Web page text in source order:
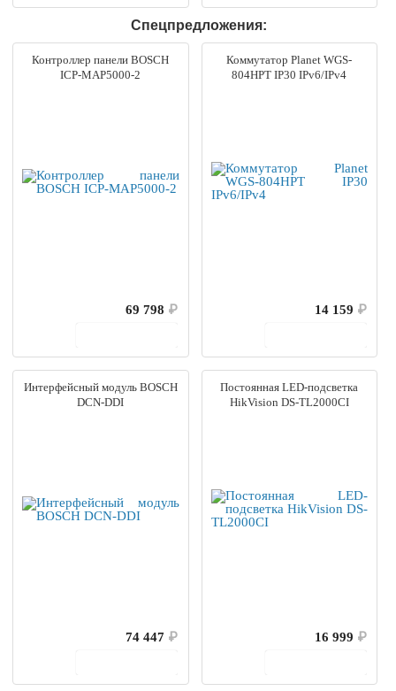
Спецпредложения:
Контроллер панели BOSCH
ICP-MAP5000-2
69 798 ₽
Коммутатор Planet WGS-
804HPT IP30 IPv6/IPv4
14 159 ₽
Интерфейсный модуль BOSCH
DCN-DDI
74 447 ₽
Постоянная LED-подсветка
HikVision DS-TL2000CI
16 999 ₽